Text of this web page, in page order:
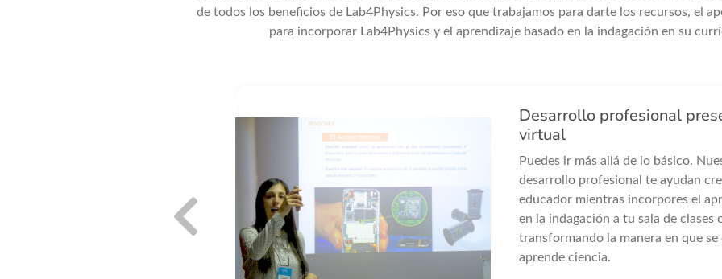
de todos los beneficios de Lab4Physics. Por eso que trabajamos para darte los recursos, el
para incorporar Lab4Physics y el aprendizaje basado en la indagación en su
Desarrollo profesional
virtual
Puedes ir más allá de lo básico.
desarrollo profesional te ayudan
educador mientras incorpores el
en la indagación a tu sala de clases
transformando la manera en que se
aprende ciencia.